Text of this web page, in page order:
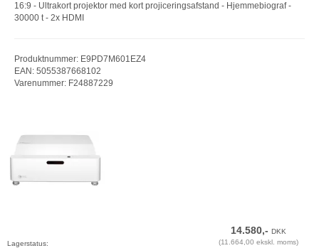
16:9 - Ultrakort projektor med kort projiceringsafstand - Hjemmebiograf -
30000 t - 2x HDMI
Produktnummer: E9PD7M601EZ4
EAN: 5055387668102
Varenummer: F24887229
Lagerstatus:
14.580,-DKK
(11.664,00 ekskl. moms)